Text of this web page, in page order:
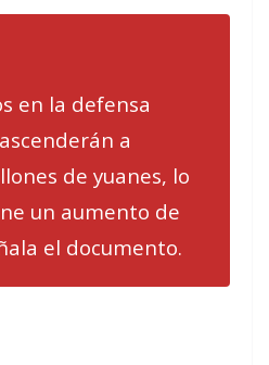
en la defensa
a
de yuanes, lo
un aumento de
el documento.